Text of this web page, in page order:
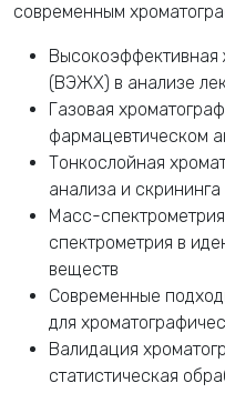
современным
Высокоэффективная
(ВЭЖХ) в анализе
Газовая
фармацевтическом
Тонкослойная
анализа и скрининга
Масс-
спектрометрия в
веществ
Современные
для
Валидация
статистическая